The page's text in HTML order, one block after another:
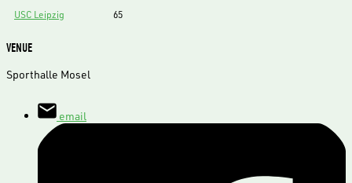
USC Leipzig
65
VENUE
Sporthalle Mosel
email